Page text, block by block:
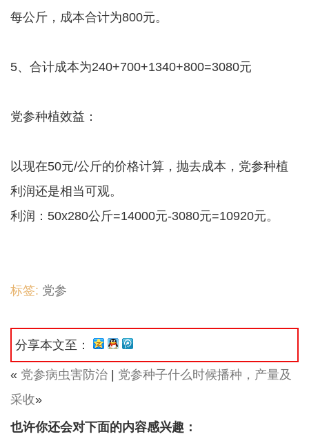
每公斤，成本合计为800元。
5、合计成本为240+700+1340+800=3080元
党参种植效益：
以现在50元/公斤的价格计算，抛去成本，党参种植
利润还是相当可观。
利润：50x280公斤=14000元-3080元=10920元。
标签: 党参
分享本文至：
« 党参病虫害防治
党参种子什么时候播种，产量及
采收»
也许你还会对下面的内容感兴趣：